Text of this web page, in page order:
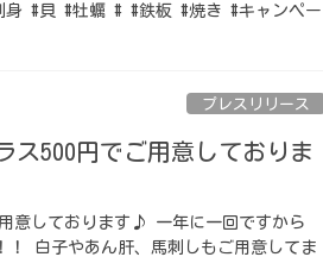
#貝 #牡蠣 # #鉄板 #焼き #キャンペー
プレスリリース
ス500円でご用意しておりま
意しております♪ 一年に一回ですから
白子やあん肝、馬刺しもご用意してま